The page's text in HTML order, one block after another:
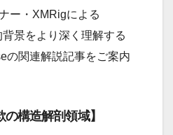
ー・XMRigによる
景をより深く理解する
の関連解説記事をご案内
の構造解剖領域】